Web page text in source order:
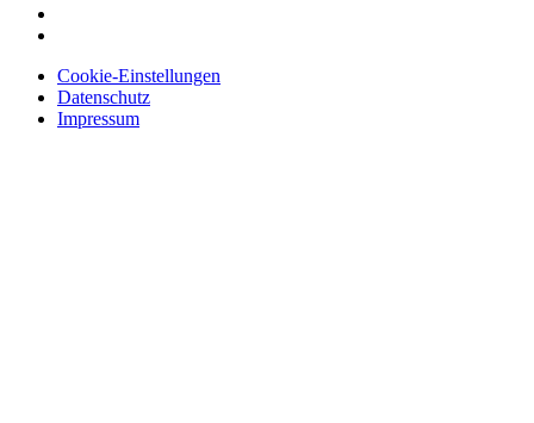
Cookie-Einstellungen
Datenschutz
Impressum